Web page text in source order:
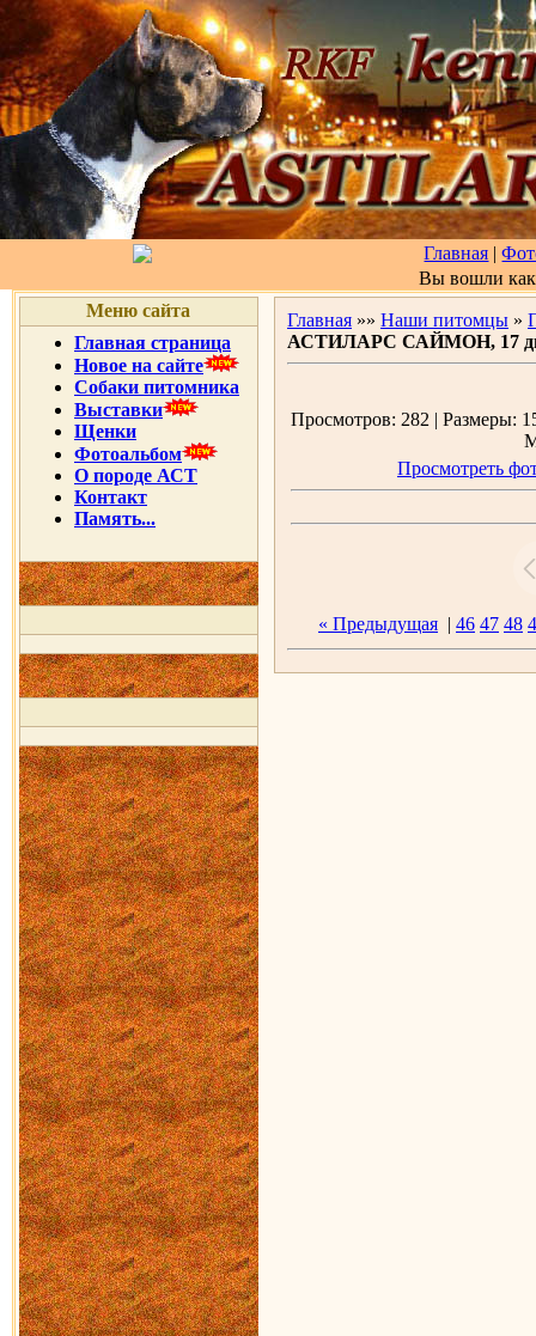
Главная |
Вы вошли
Меню сайта
Главная страница
Новое на сайте
Собаки питомника
Выставки
Щенки
Фотоальбом
О породе АСТ
Контакт
Память...
Главная »» Наши питомцы »
АСТИЛАРС САЙМОН, 17
Просмотров: 282 | Размеры:
Просмотреть
« Предыдущая | 46 47 48